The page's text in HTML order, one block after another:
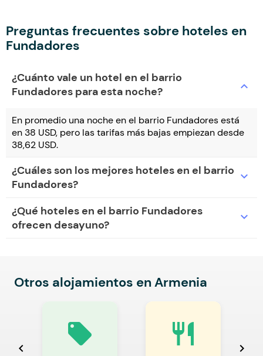
Preguntas frecuentes sobre hoteles en
Fundadores
¿Cuánto vale un hotel en el barrio
Fundadores para esta noche?
expand_more
En promedio una noche en el barrio Fundadores está
en 38 USD, pero las tarifas más bajas empiezan desde
38,62 USD.
¿Cuáles son los mejores hoteles en el barrio
Fundadores?
expand_more
¿Qué hoteles en el barrio Fundadores
ofrecen desayuno?
expand_more
Otros alojamientos en Armenia
chevron_left
local_offer restaurant
chevron_right